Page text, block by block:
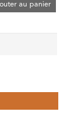
au panier